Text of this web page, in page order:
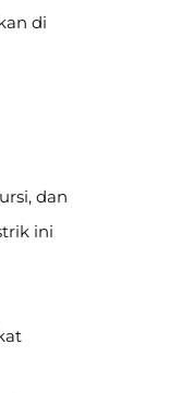
di
dan
ini